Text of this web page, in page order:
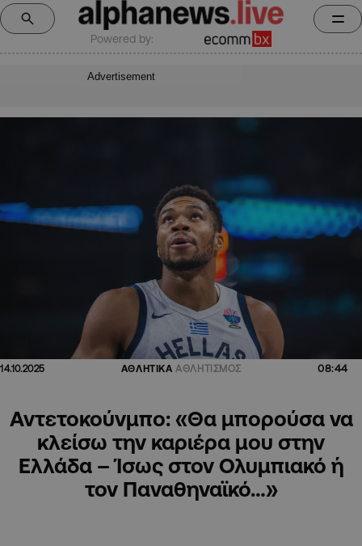
Powered by:
Advertisement
14.10.2025 ΑΘΛΗΤΙΚΑ ΑΘΛΗΤΙΣΜΟΣ 08:44
Αντετοκούνμπο: «Θα μπορούσα να
κλείσω την καριέρα μου στην
Ελλάδα – Ίσως στον Ολυμπιακό ή
τον Παναθηναϊκό…»